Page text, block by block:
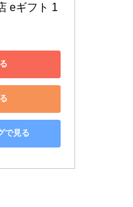
eギフト 1
で見る